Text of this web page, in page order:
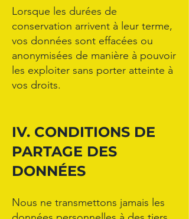
Lorsque les durées de
conservation arrivent à leur terme,
vos données sont effacées ou
anonymisées de manière à pouvoir
les exploiter sans porter atteinte à
vos droits.
IV. CONDITIONS DE
PARTAGE DES
DONNÉES
Nous ne transmettons jamais les